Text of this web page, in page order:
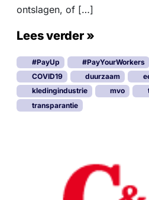
ontslagen, of […]
Lees verder »
#PayUp #PayYourWorkers
COVID19
duurzaam
kledingindustrie
mvo
transparantie